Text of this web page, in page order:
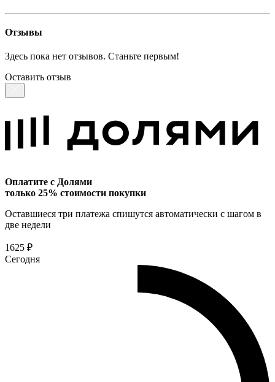
Отзывы
Здесь пока нет отзывов. Станьте первым!
Оставить отзыв
Оплатите с Долями
только 25% стоимости покупки
Оставшиеся три платежа спишутся автоматически с шагом в
две недели
1625 ₽
Сегодня